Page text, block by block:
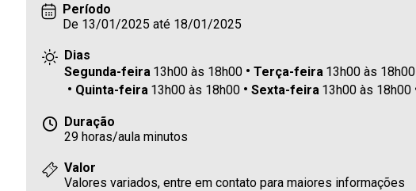
Período
De 13/01/2025 até 18/01/2025
Dias
Segunda-feira 13h00 às 18h00 Terça-feira 13h00 às 18h00
Quinta-feira 13h00 às 18h00 Sexta-feira 13h00 às 18h00
Duração
29 horas/aula minutos
Valor
Valores variados, entre em contato para maiores informações